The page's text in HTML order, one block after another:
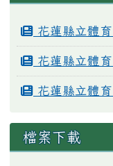
花蓮縣立體
花蓮縣立體
花蓮縣立體
檔案下載